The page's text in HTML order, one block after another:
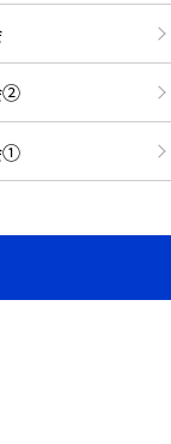
②
①